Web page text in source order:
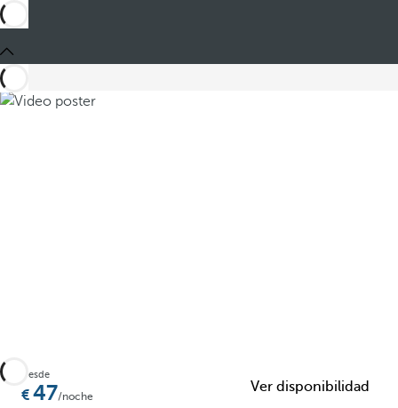
Añadir a favoritos
Desde
47/noche
Ver disponibilidad